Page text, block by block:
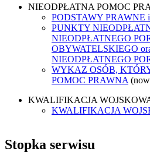
NIEODPŁATNA POMOC
PODSTAWY PRAWNE
PUNKTY
NIEODPŁATNEGO
OBYWATELSKIEGO
NIEODPŁATNEGO
WYKAZ OSÓB,
POMOC PRAWNA
KWALIFIKACJA
KWALIFIKACJA
Stopka serwisu